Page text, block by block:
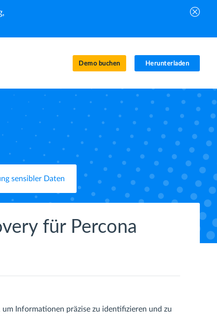
Demo buchen Herunterladen
sensibler Daten
für Percona
Informationen präzise zu identifizieren und zu